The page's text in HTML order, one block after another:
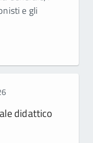
e gli
didattico